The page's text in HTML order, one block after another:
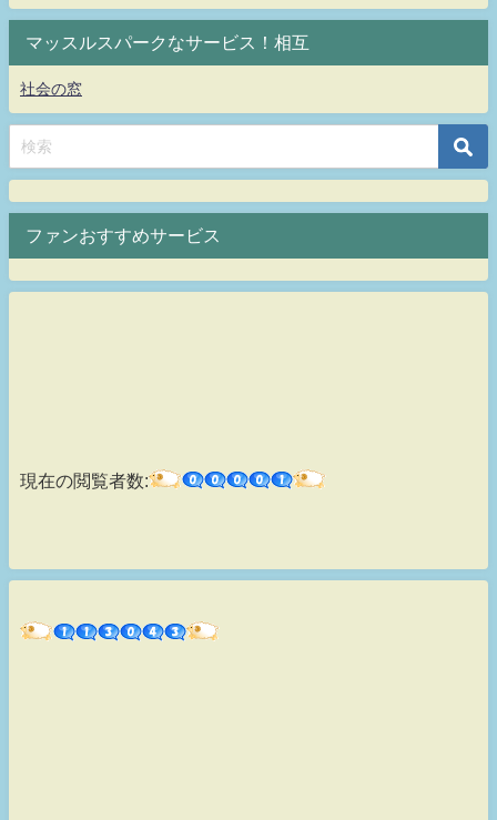
マッスルスパークなサービス！相互
社会の窓
ファンおすすめサービス
現在の閲覧者数: